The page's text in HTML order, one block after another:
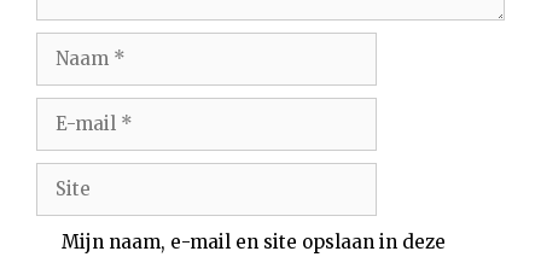
Site
Mijn naam, e-mail en site opslaan in deze